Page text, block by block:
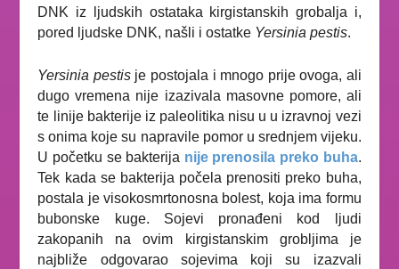
DNK iz ljudskih ostataka kirgistanskih grobalja i,
pored ljudske DNK, našli i ostatke Yersinia pestis.
Yersinia pestisje postojala i mnogo prije ovoga, ali
dugo vremena nije izazivala masovne pomore, ali
te linije bakterije iz paleolitika nisu u u izravnoj vezi
s onima koje su napravile pomor u srednjem vijeku.
U početku se bakterija nije prenosila preko buha.
Tek kada se bakterija počela prenositi preko buha,
postala je visokosmrtonosna bolest, koja ima formu
bubonske kuge. Sojevi pronađeni kod ljudi
zakopanih na ovim kirgistanskim grobljima je
najbliže odgovarao sojevima koji su izazvali